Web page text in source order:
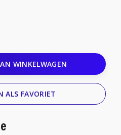
WINKELWAGEN
ALS FAVORIET